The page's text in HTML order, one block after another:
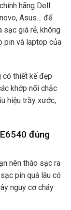
hãng Dell
Asus… để
sạc giá rẻ, không
pin và laptop của
có thiết kế đẹp
khớp nối chắc
hiệu trầy xước,
đúng
nên tháo sạc ra
pin quá lâu có
nguy cơ cháy